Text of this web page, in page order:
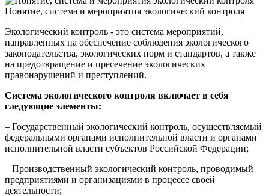
Понятие, система и мероприятия экологический контроля
Экологический контроль - это система мероприятий,
направленных на обеспечение соблюдения экологического
законодательства, экологических норм и стандартов, а также
на предотвращение и пресечение экологических
правонарушений и преступлений.
Система экологического контроля включает в себя
следующие элементы:
– Государственный экологический контроль, осуществляемый
федеральными органами исполнительной власти и органами
исполнительной власти субъектов Российской Федерации;
– Производственный экологический контроль, проводимый
предприятиями и организациями в процессе своей
деятельности;